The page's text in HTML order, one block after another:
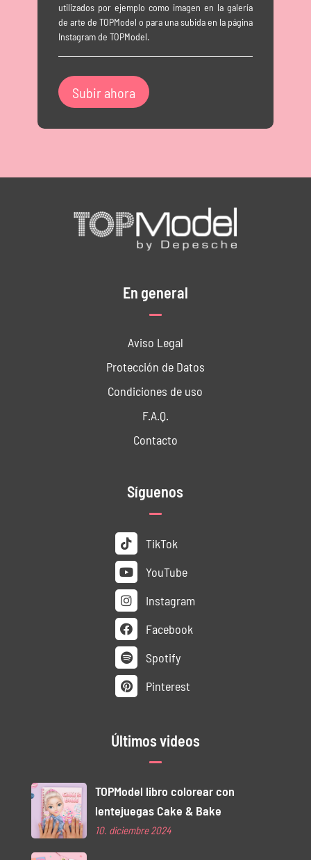
utilizados por ejemplo como imagen en la galería
de arte de TOPModel o para una subida en la página
Instagram de TOPModel.
En general
Aviso Legal
Protección de Datos
Condiciones de uso
F.A.Q.
Contacto
Síguenos
TikTok
YouTube
Instagram
Facebook
Spotify
Pinterest
Últimos videos
TOPModel libro colorear con
lentejuegas Cake & Bake
10. diciembre 2024